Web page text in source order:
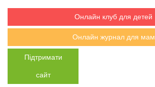
Онлайн клуб для детей
Онлайн журнал для мам
Підтримати
сайт